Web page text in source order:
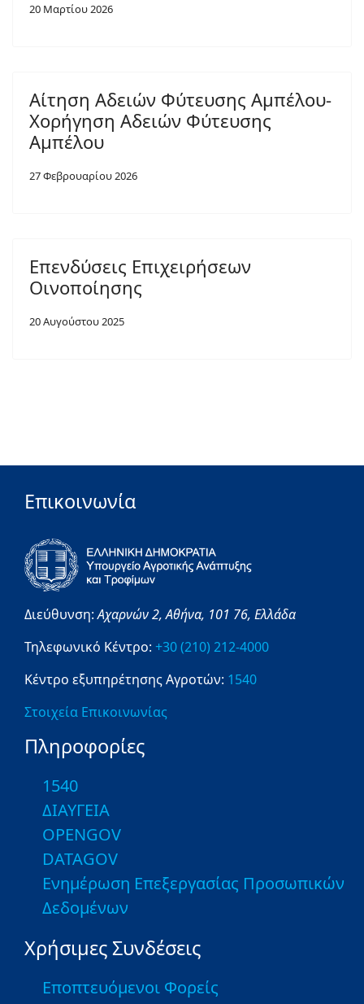
20 Μαρτίου 2026
Αίτηση Αδειών Φύτευσης Αμπέλου-
Χορήγηση Αδειών Φύτευσης
Αμπέλου
27 Φεβρουαρίου 2026
Επενδύσεις Επιχειρήσεων
Οινοποίησης
20 Αυγούστου 2025
Επικοινωνία
Διεύθυνση:Αχαρνών 2,Αθήνα, 101 76, Ελλάδα
Τηλεφωνικό Κέντρο: +30 (210) 212-4000
Κέντρο εξυπηρέτησης Αγροτών: 1540
Στοιχεία Επικοινωνίας
Πληροφορίες
1540
ΔΙΑΥΓΕΙΑ
OPENGOV
DATAGOV
Ενημέρωση Επεξεργασίας Προσωπικών
Δεδομένων
Χρήσιμες Συνδέσεις
Εποπτευόμενοι Φορείς